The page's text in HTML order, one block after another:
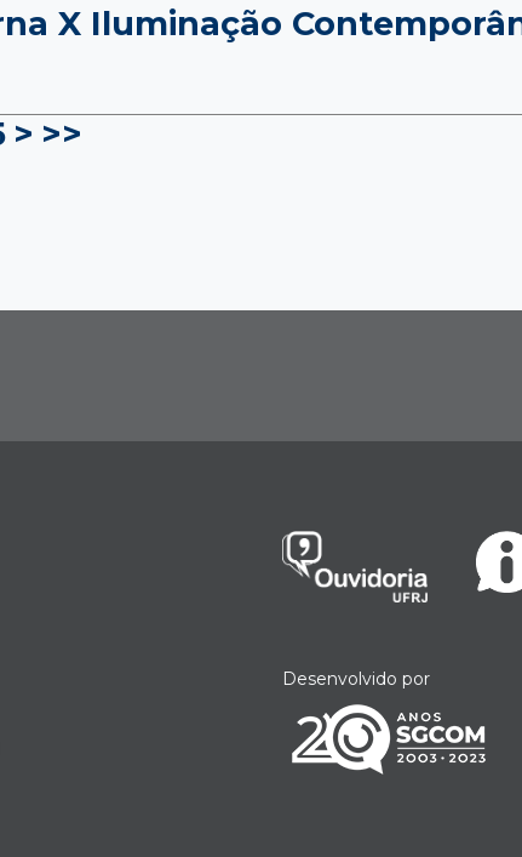
X Iluminação
> >>
Desenvolvido por